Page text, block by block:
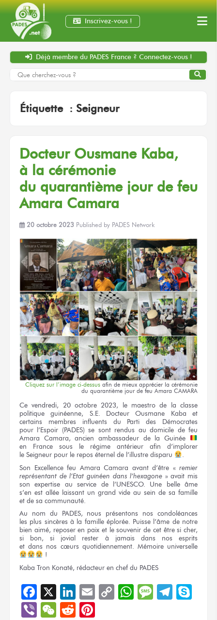
Inscrivez-vous !
Déjà membre du PADES France ? Connectez-vous !
Étiquette : Seigneur
Docteur Ousmane Kaba,
à la cérémonie
du quarantièmejour de feu
Amara Camara
20 octobre 2023 Published by PADES Network
Cliquez sur l’image ci-dessus afin de mieux apprécier la cérémonie
du quarantième jour de feu Amara CAMARA
Ce vendredi, 20 octobre 2023, le maestro de la classe
politique guinéenne, S.E. Docteur Ousmane Kaba
et
certains membres influents du Parti
des Démocrates
pour l’Espoir (PADES)se sont rendus au domicile de feu
Amara Camara, ancien ambassadeur de la Guinée
en France
sous le régime antérieur afin d’implorer
le Seigneur pour le repos éternel de l’illustre disparu
.
Son Excellencefeu Amara Camara avant d’être « remier
représentant de l’Etat guinéen dans l’hexagone » avait mis
son expertise au service de l’UNESCO. Une belleâme
s’en est allée laissant un grand vide au sein de sa famille
et de sa communauté.
Au nom du PADES, nous présentons
nos condoléances
les plus sincères à la familleéplorée. Puisse l’âme de notre
bien aimé, reposeren paix et le souvenir de cet être si cher,
si bon,
si jovial rester à jamais
dans nos esprits
et dans nos cœurs quotidiennement. Mémoire universelle
!
Kaba Tron Konaté, rédacteur en chef du PADES
Facebook
X LinkedIn
EmailCopyWhatsApp
Message
ViberWeChat
Reddit